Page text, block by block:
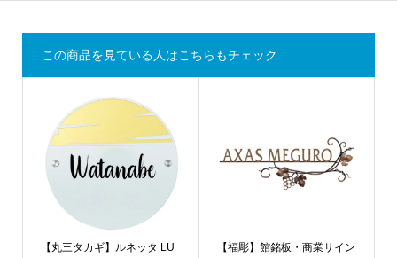
この商品を見ている人はこちらもチェック
【丸三タカギ】ルネッタ LU
【福彫】館銘板・商業サイン